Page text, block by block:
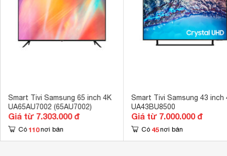
Smart Tivi Samsung 65 inch 4K
UA65AU7002 (65AU7002)
Giá từ 7.303.000 đ
Có 110 nơi bán
Smart Tivi Samsung 43 inch
UA43BU8500
Giá từ 7.000.000 đ
Có 45 nơi bán